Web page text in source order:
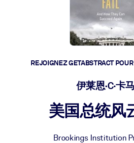
Facilitez l'apprentissage en équipe,
et l'action rapide.
Upskilling & Reskilling
pour l'avenir.
Santé et bien-être
Bâtissez une main-d'œuvre plus
PAR SYSTÈME
REJOIGNEZ GETABSTRACT
伊莱恩·C·卡
美国总统风
Brookings Institution